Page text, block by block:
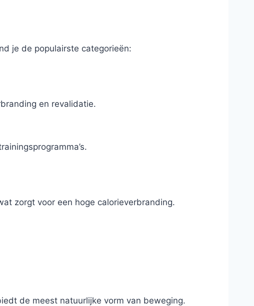
je de populairste categorieën:
en revalidatie.
zorgt voor een hoge calorieverbranding.
de meest natuurlijke vorm van beweging.